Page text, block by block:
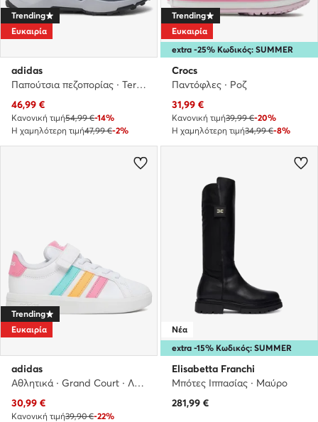
Trending
Ευκαιρία
adidas
Παπούτσια πεζοπορίας · Terrex Ax4r IF6525 · Μαύρο
Τρέχουσα τιμή
46,99 €
Κανονική τιμή54,99 €-14%
Η χαμηλότερη τιμή47,99 €-2%
extra -25% Κωδικός: SUMMER
Trending
Ευκαιρία
Crocs
Παντόφλες · Ροζ
Τρέχουσα τιμή
31,99 €
Κανονική τιμή39,99 €-20%
Η χαμηλότερη τιμή34,99 €-8%
Trending
Ευκαιρία
adidas
Αθλητικά · Grand Court · Λευκό
Τρέχουσα τιμή
30,99 €
Κανονική τιμή39,90 €-22%
extra -15% Κωδικός: SUMMER
Νέα
Elisabetta Franchi
Μπότες Ιππασίας · Μαύρο
281,99 €